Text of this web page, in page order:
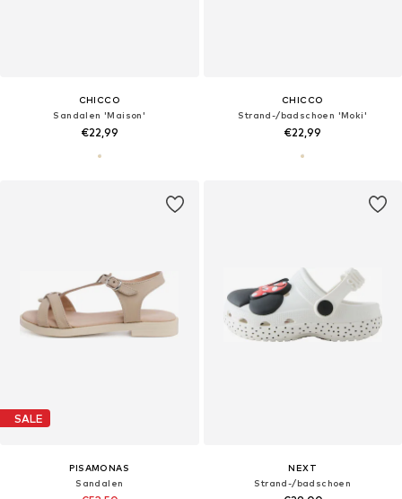
CHICCO
Sandalen 'Maison'
€22,99
CHICCO
Strand-/badschoen 'Moki'
€22,99
SALE
PISAMONAS
Sandalen
NEXT
Strand-/badschoen